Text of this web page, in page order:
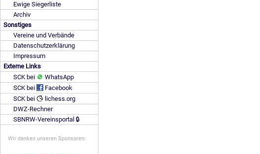
Ewige Siegerliste
Archiv
Sonstiges
Vereine und Verbände
Datenschutzerklärung
Impressum
Externe Links
SCK bei
WhatsApp
SCK bei
Facebook
SCK bei
lichess.org
DWZ-Rechner
SBNRW-Vereinsportal 🔒
Wir danken unseren Sponsoren: